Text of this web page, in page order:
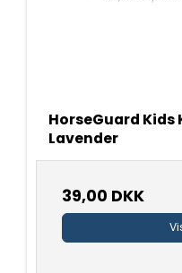
HorseGuard
Lavender
39,00 DKK